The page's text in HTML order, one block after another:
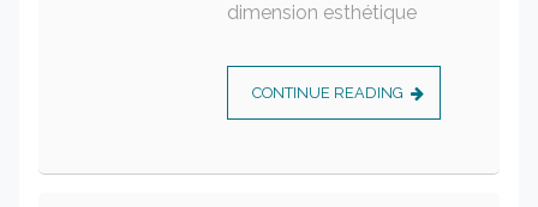
dimension esthétique
CONTINUE READING